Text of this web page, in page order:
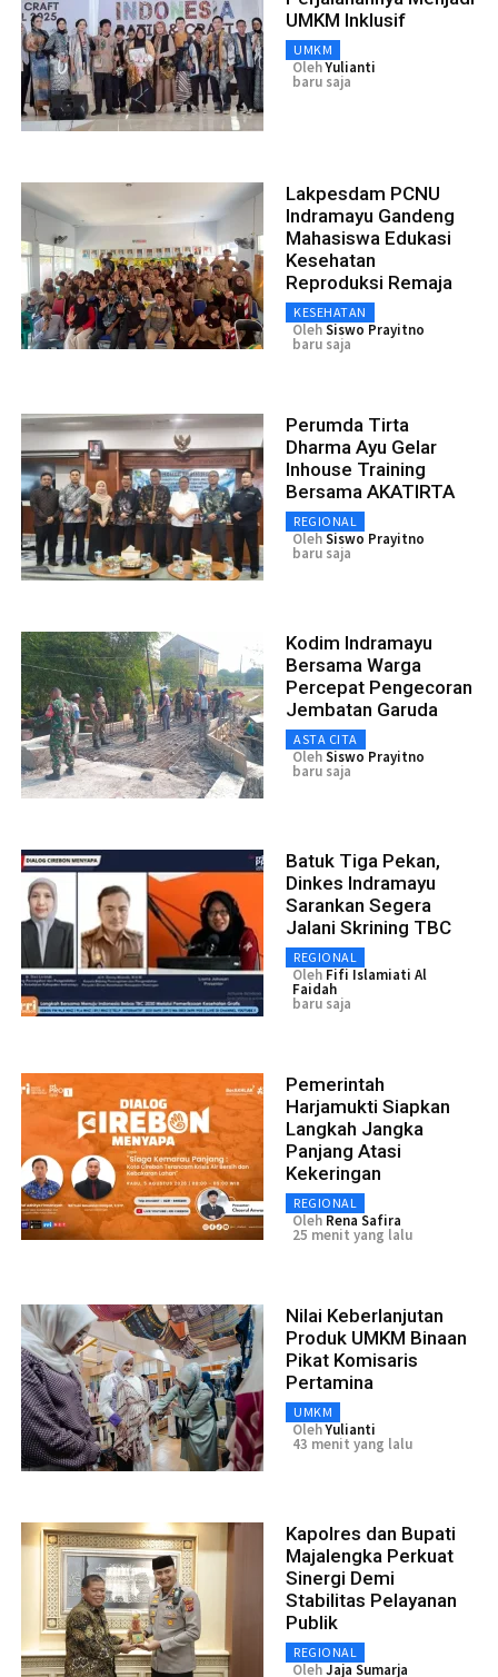
UMKM Inklusif
UMKM
OlehYulianti
baru saja
Lakpesdam PCNU
Indramayu Gandeng
Mahasiswa Edukasi
Kesehatan
Reproduksi Remaja
KESEHATAN
OlehSiswo Prayitno
baru saja
Perumda Tirta
Dharma Ayu Gelar
Inhouse Training
Bersama AKATIRTA
REGIONAL
OlehSiswo Prayitno
baru saja
Kodim Indramayu
Bersama Warga
Percepat Pengecoran
Jembatan Garuda
ASTA CITA
OlehSiswo Prayitno
baru saja
Batuk Tiga Pekan,
Dinkes Indramayu
Sarankan Segera
Jalani Skrining TBC
REGIONAL
Oleh Fifi Islamiati Al
Faidah
baru saja
Pemerintah
Harjamukti Siapkan
Langkah Jangka
Panjang Atasi
Kekeringan
REGIONAL
Oleh Rena Safira
25 menit yang lalu
Nilai Keberlanjutan
Produk UMKM Binaan
Pikat Komisaris
Pertamina
UMKM
OlehYulianti
43 menit yang lalu
Kapolres dan Bupati
Majalengka Perkuat
Sinergi Demi
Stabilitas Pelayanan
Publik
REGIONAL
OlehJaja Sumarja